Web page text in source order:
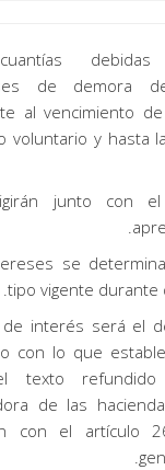
debidas
de demora
al vencimiento
voluntario y hasta
junto con
se
tipo vigente durante
de interés será el
con lo que
texto
de las
con el artículo